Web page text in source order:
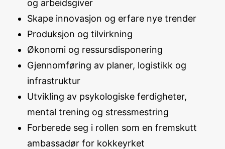
og arbeidsgiver
Skape innovasjon og erfare nye trender
Produksjon og tilvirkning
Økonomi og ressursdisponering
Gjennomføring av planer, logistikk og
infrastruktur
Utvikling av psykologiske ferdigheter,
mental trening og stressmestring
Forberede seg i rollen som en fremskutt
ambassadør for kokkeyrket